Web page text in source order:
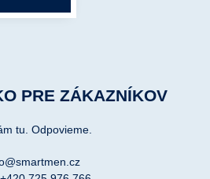
PRE ZÁKAZNÍKOV
tu. Odpovieme.